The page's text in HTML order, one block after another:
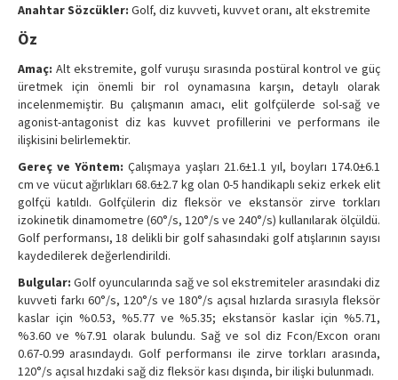
Anahtar Sözcükler: Golf, diz kuvveti, kuvvet oranı, alt ekstremite
Öz
Amaç: Alt ekstremite, golf vuruşu sırasında postüral kontrol ve güç
üretmek için önemli bir rol oynamasına karşın, detaylı olarak
incelenmemiştir. Bu çalışmanın amacı, elit golfçülerde sol-sağ ve
agonist-antagonist diz kas kuvvet profillerini ve performans ile
ilişkisini belirlemektir.
Gereç ve Yöntem: Çalışmaya yaşları 21.6±1.1 yıl, boyları 174.0±6.1
cm ve vücut ağırlıkları 68.6±2.7 kg olan 0-5 handikaplı sekiz erkek elit
golfçü katıldı. Golfçülerin diz fleksör ve ekstansör zirve torkları
izokinetik dinamometre (60°/s, 120°/s ve 240°/s) kullanılarak ölçüldü.
Golf performansı, 18 delikli bir golf sahasındaki golf atışlarının sayısı
kaydedilerek değerlendirildi.
Bulgular: Golf oyuncularında sağ ve sol ekstremiteler arasındaki diz
kuvveti farkı 60°/s, 120°/s ve 180°/s açısal hızlarda sırasıyla fleksör
kaslar için %0.53, %5.77 ve %5.35; ekstansör kaslar için %5.71,
%3.60 ve %7.91 olarak bulundu. Sağ ve sol diz Fcon/Excon oranı
0.67-0.99 arasındaydı. Golf performansı ile zirve torkları arasında,
120°/s açısal hızdaki sağ diz fleksör kası dışında, bir ilişki bulunmadı.